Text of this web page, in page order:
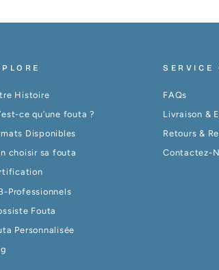
Histoire
ce qu’une fouta ?
Disponibles
choisir sa fouta
Professionnels
Fouta
Personnalisée
SERVICE
FAQs
Livraison &
Retours &
Contactez-